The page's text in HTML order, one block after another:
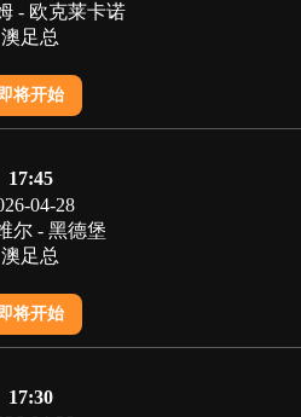
- 欧克莱卡诺
澳足总
将开始
17:45
04-28
尔 - 黑德堡
澳足总
将开始
17:30